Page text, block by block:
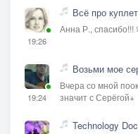
19:26
Всё про
Анна Р., спасибо!!!
19:24
Возьми мое
Вчера со мной
значит с Серёгой+
Technology